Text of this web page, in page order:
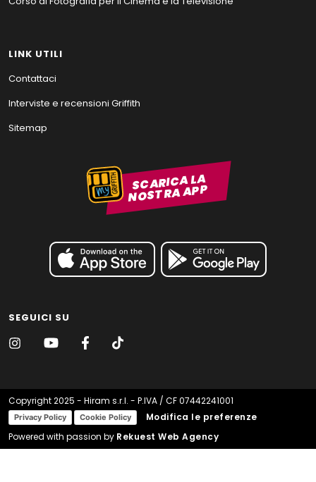
LINK UTILI
Contattaci
Interviste e recensioni Griffith
Sitemap
SCARICA LA
NOSTRA APP
SEGUICI SU
Copyright 2025 - Hiram s.r.l. - P.IVA / CF 07442241001
Privacy Policy Cookie Policy
Modifica le preferenze
Powered with passion by Rekuest Web Agency